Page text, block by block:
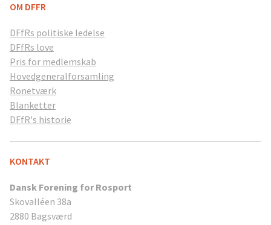
OM DFFR
DFfRs politiske ledelse
DFfRs love
Pris for medlemskab
Hovedgeneralforsamling
Ronetværk
Blanketter
DFfR's historie
KONTAKT
Dansk Forening for Rosport
Skovalléen 38a
2880 Bagsværd